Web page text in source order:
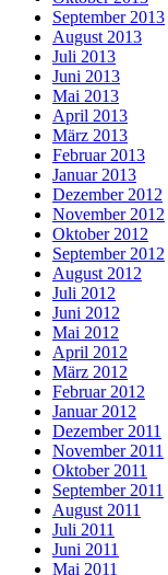
September 2013
August 2013
Juli 2013
Juni 2013
Mai 2013
April 2013
März 2013
Februar 2013
Januar 2013
Dezember 2012
November 2012
Oktober 2012
September 2012
August 2012
Juli 2012
Juni 2012
Mai 2012
April 2012
März 2012
Februar 2012
Januar 2012
Dezember 2011
November 2011
Oktober 2011
September 2011
August 2011
Juli 2011
Juni 2011
Mai 2011